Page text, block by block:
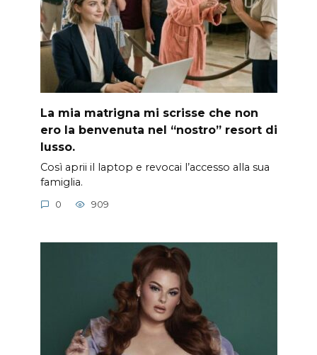
La mia matrigna mi scrisse che non
ero la benvenuta nel “nostro” resort di
lusso.
Così aprii il laptop e revocai l’accesso alla sua
famiglia.
0 909